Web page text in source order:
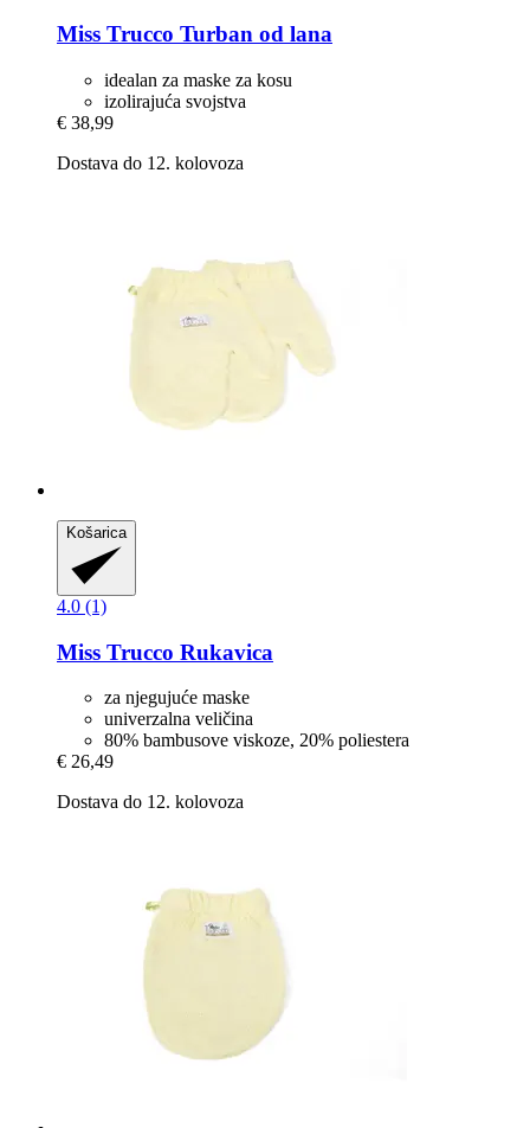
Miss Trucco Turban od lana
idealan za maske za kosu
izolirajuća svojstva
€ 38,99
Dostava do 12. kolovoza
Košarica
4.0 (1)
Miss Trucco Rukavica
za njegujuće maske
univerzalna veličina
80% bambusove viskoze, 20% poliestera
€ 26,49
Dostava do 12. kolovoza